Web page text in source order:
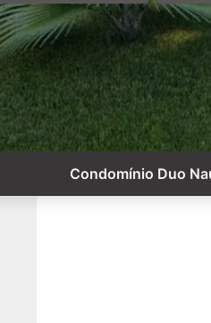
Condomínio Duo